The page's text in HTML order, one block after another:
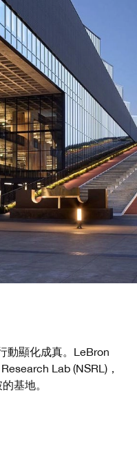
動顯化成真。LeBron
Lab (NSRL)，
基地。